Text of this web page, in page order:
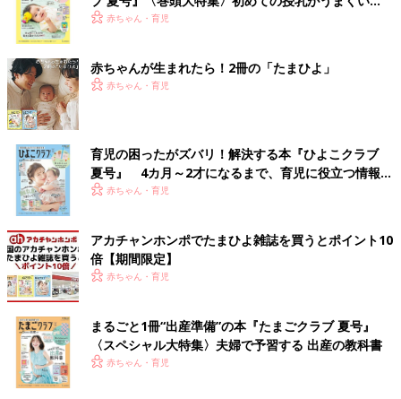
く！ おっぱい・ミルクの基本と夏のトラブル 解決テ
赤ちゃん・育児
赤ちゃんが生まれたら！2冊の「たまひよ」
赤ちゃん・育児
育児の困ったがズバリ！解決する本『ひよこクラブ
夏号』 4カ月～2才になるまで、育児に役立つ情報が
いっぱい！
赤ちゃん・育児
アカチャンホンポでたまひよ雑誌を買うとポイント10
倍【期間限定】
赤ちゃん・育児
まるごと1冊“出産準備”の本『たまごクラブ 夏号』
〈スペシャル大特集〉夫婦で予習する 出産の教科書
赤ちゃん・育児